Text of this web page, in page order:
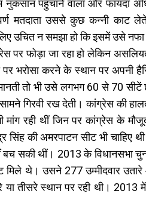
पहुंचाने वाला और फायदा
मतदाता उससे कुछ कन्नी काट
उचित न समझा हो कि इसमें उसे
पर फोड़ा जा रहा हो लेकिन
भरोसा करने के स्थान पर अपनी
तो भी उसे लगभग 60 से 70 सीटें
गिरवी रख देती। कांग्रेस की
मांग रही थीं जिन पर कांग्रेस के
सिंह की अमरपाटन सीट भी चाहिए
बच सकी थीं। 2013 के विधानसभा
मिले थे। उसने 277 उम्मीदवार
या तीसरे स्थान पर रही थी।